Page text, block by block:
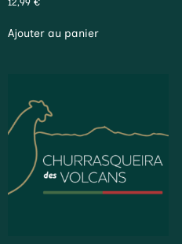
Ajouter au panier